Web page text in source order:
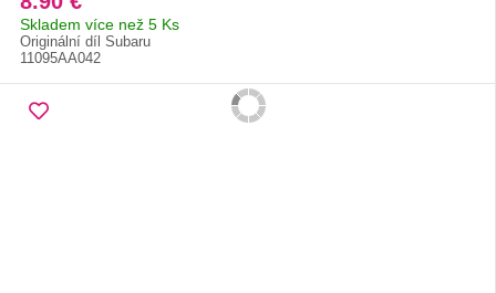
Skladem více než 5 Ks
Originální díl Subaru
11095AA042